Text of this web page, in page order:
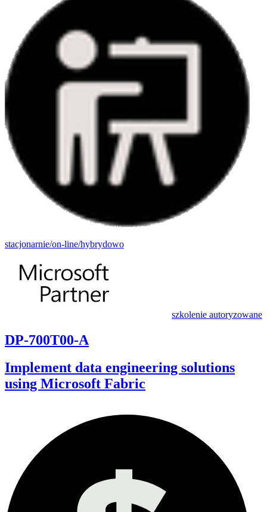
stacjonarnie/on-line/hybrydowo
szkolenie autoryzowane
DP-700T00-A
Implement data engineering solutions
using Microsoft Fabric